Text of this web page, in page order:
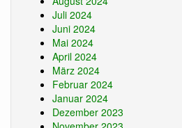
Juli 2024
Juni 2024
Mai 2024
April 2024
März 2024
Februar 2024
Januar 2024
Dezember 2023